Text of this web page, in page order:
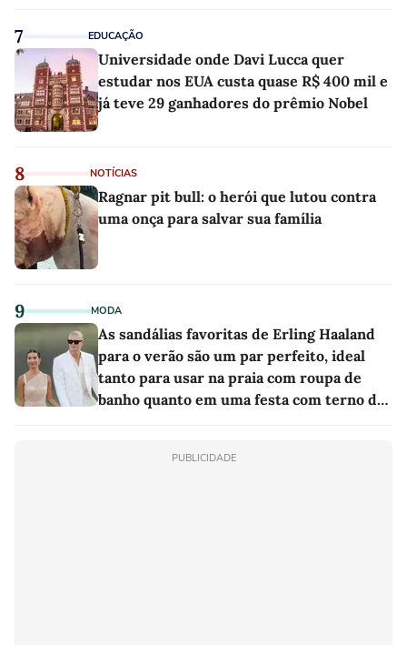
7 EDUCAÇÃO
Universidade onde Davi Lucca quer
estudar nos EUA custa quase R$ 400 mil e
já teve 29 ganhadores do prêmio Nobel
8 NOTÍCIAS
Ragnar pit bull: o herói que lutou contra
uma onça para salvar sua família
9 MODA
As sandálias favoritas de Erling Haaland
para o verão são um par perfeito, ideal
tanto para usar na praia com roupa de
banho quanto em uma festa com terno de
PUBLICIDADE